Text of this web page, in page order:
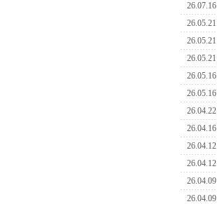
26.07.16
26.05.21
26.05.21
26.05.21
26.05.16
26.05.16
26.04.22
26.04.16
26.04.12
26.04.12
26.04.09
26.04.09